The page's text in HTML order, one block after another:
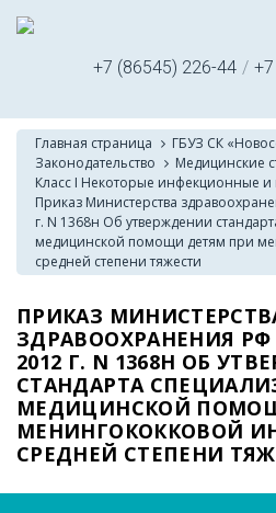
+7 (86545) 226-44 /
Главная страница
ГБУЗ СК
Законодательство
Медицинские
Класс I Некоторые инфекционные
Приказ Министерства
г. N 1368н Об утверждении
медицинской помощи детям при
средней степени тяжести
ПРИКАЗ
ЗДРАВООХРАНЕНИЯ РФ
2012 Г. N 1368Н ОБ
СТАНДАРТА
МЕДИЦИНСКОЙ
МЕНИНГОКОККОВОЙ
СРЕДНЕЙ СТЕПЕНИ